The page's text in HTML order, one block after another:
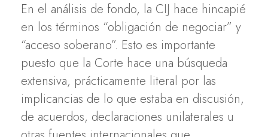
En el análisis de fondo, la CIJ hace hincapié
en los términos “obligación de negociar” y
“acceso soberano”. Esto es importante
puesto que la Corte hace una búsqueda
extensiva, prácticamente literal por las
implicancias de lo que estaba en discusión,
de acuerdos, declaraciones unilaterales u